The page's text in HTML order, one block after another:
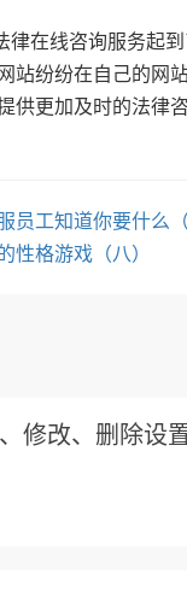
律在线咨询服务起
站纷纷在自己的网
供更加及时的法律
员工知道你要什么（
性格游戏（八）
修改、删除设